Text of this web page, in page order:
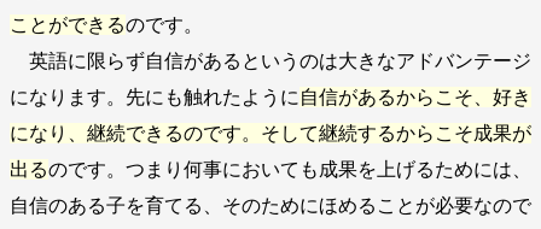
ことができるのです。
英語に限らず自信があるというのは大きなアドバンテージ
になります。先にも触れたように 自信があるからこそ、好き
になり、継続できるのです。そして継続するからこそ成果が
出るのです。つまり何事においても成果を上げるためには、
自信のある子を育てる、そのためにほめることが必要なので